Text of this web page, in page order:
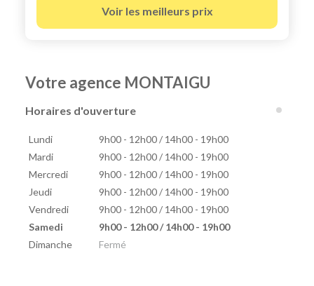
Voir les meilleurs prix
Votre agence MONTAIGU
Horaires d'ouverture
Lundi
9h00 - 12h00 / 14h00 - 19h00
Mardi
9h00 - 12h00 / 14h00 - 19h00
Mercredi
9h00 - 12h00 / 14h00 - 19h00
Jeudi
9h00 - 12h00 / 14h00 - 19h00
Vendredi
9h00 - 12h00 / 14h00 - 19h00
Samedi
9h00 - 12h00 / 14h00 - 19h00
Dimanche
Fermé